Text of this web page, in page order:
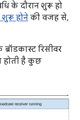
के दौरान शुरू हो
शुरू होने की वजह से,
रिसीवर
होती है कुछ